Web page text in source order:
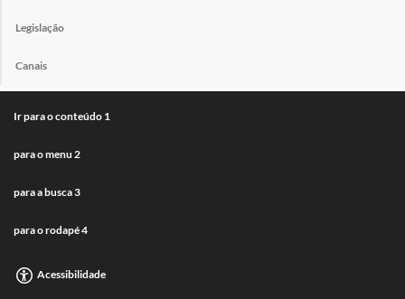
Legislação
Canais
Ir para o conteúdo 1
para o menu 2
para a busca3
para o rodapé4
Acessibilidade